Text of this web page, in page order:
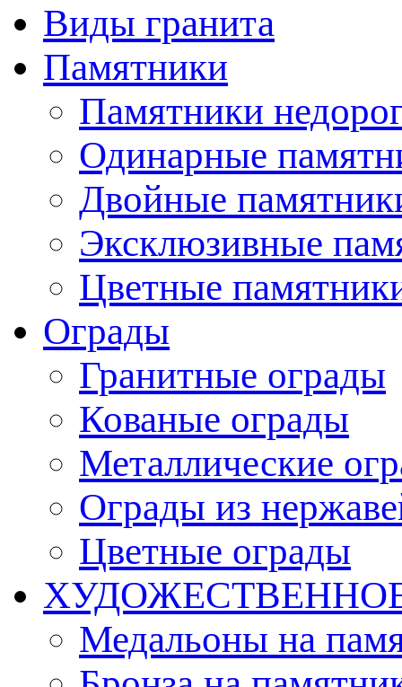
Виды гранита
Памятники
Памятники
Одинарные
Двойные
Эксклюзивные
Цветные
Ограды
Гранитные ограды
Кованые ограды
Металлические
Ограды из
Цветные ограды
Медальоны на